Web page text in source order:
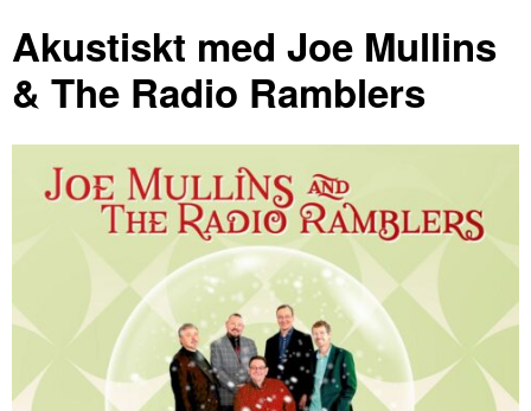
Akustiskt med Joe Mullins
& The Radio Ramblers